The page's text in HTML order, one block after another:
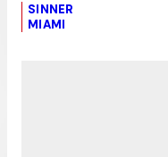
SINNER
MIAMI